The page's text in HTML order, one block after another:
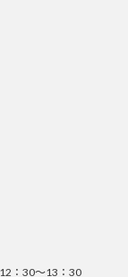
：30～13：30